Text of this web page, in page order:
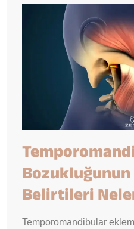
Bozukluğunun
Belirtileri
Temporomandibular